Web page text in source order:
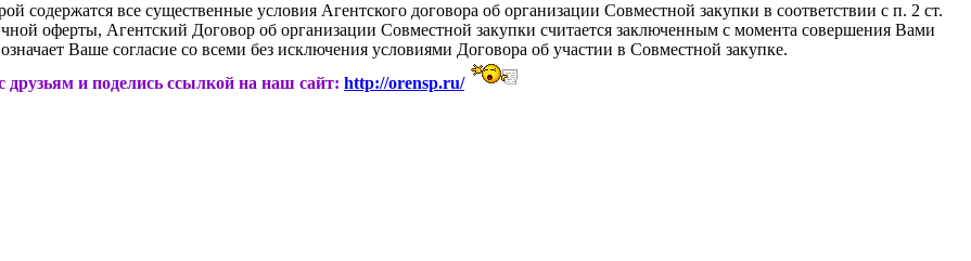
содержатся все существенные условия Агентского договора об организации Совместной закупки в соответствии с п. 2 ст.
оферты, Агентский Договор об организации Совместной закупки считается заключенным с момента совершения Вами
Ваше согласие со всеми без исключения условиями Договора об участии в Совместной закупке.
друзьям и поделись ссылкой на наш сайт: http://orensp.ru/